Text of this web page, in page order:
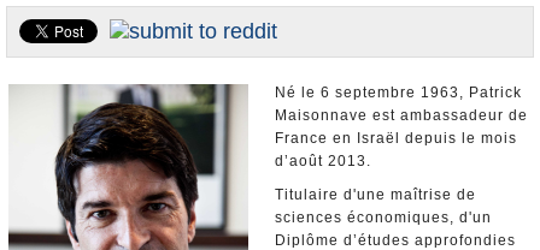
Nominations et Démissions
Elections européennes
Infos insolites
Né le 6 septembre 1963, Patrick
Maisonnave est ambassadeur de
France en Israël depuis le mois
d’août 2013.
Titulaire d'une maîtrise de
sciences économiques, d'un
Diplôme d’études approfondies